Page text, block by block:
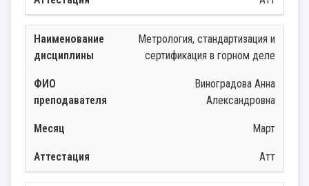
Метрология, стандартизация и
сертификация в горном деле
Виноградова Анна
Александровна
Март
Атт